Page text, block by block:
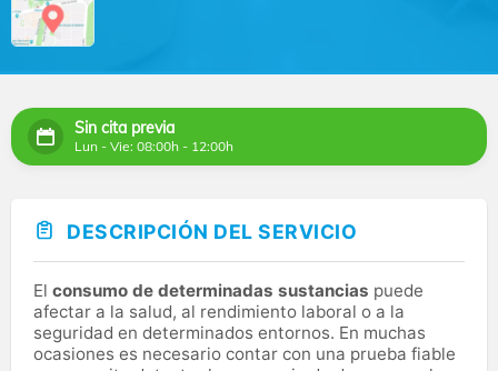
Sin cita previa
Lun - Vie: 08:00h - 12:00h
DESCRIPCIÓN DEL SERVICIO
El consumo de determinadas sustancias puede
afectar a la salud, al rendimiento laboral o a la
seguridad en determinados entornos. En muchas
ocasiones es necesario contar con una prueba fiable